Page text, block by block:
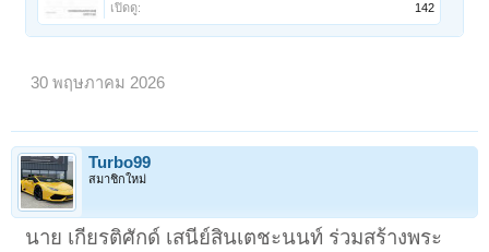
เปิดดู:
142
30 พฤษภาคม 2026
Turbo99
สมาชิกใหม่
นาย เกียรติศักด์ เสนีย์สินเตชะนนท์ ร่วมสร้างพระ